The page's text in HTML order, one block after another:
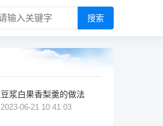
搜索
豆浆白果香梨羹的做法
2023-06-21 10:41:03